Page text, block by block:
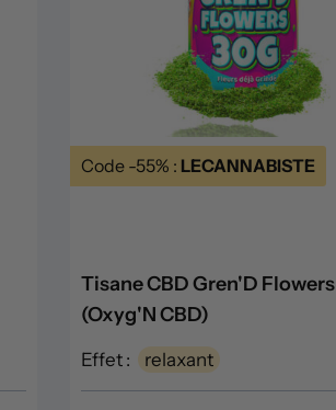
Code -55% : LECANNABISTE
Tisane CBD Gren'D Flowers
(Oxyg'N CBD)
Effet : relaxant